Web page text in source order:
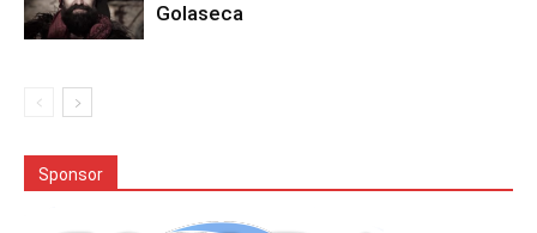
Golaseca
Sponsor